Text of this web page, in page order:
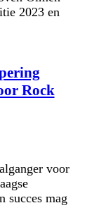
2023 en
Rock
voor
succes mag